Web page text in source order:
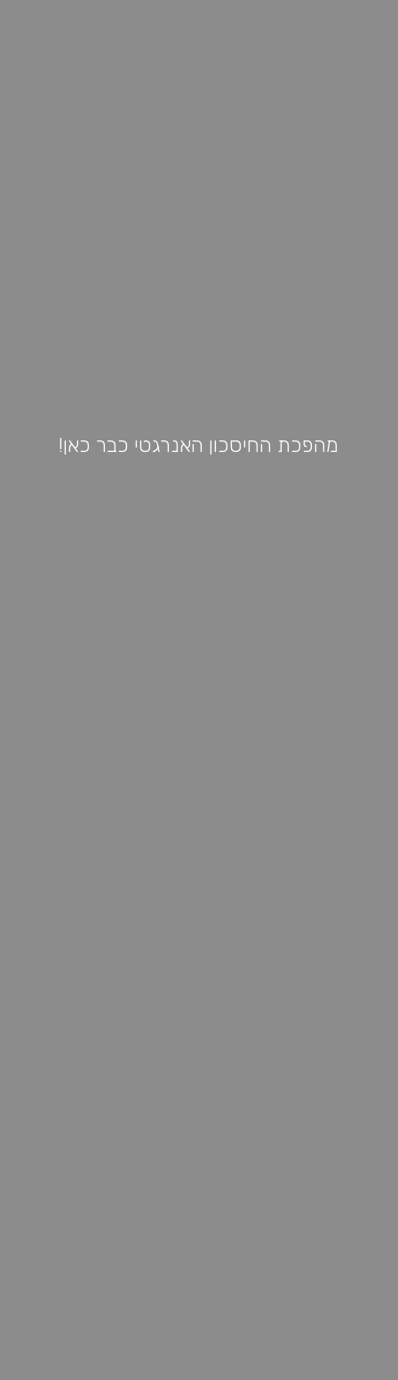
מהפכת החיסכון האנרגטי כבר כאן!